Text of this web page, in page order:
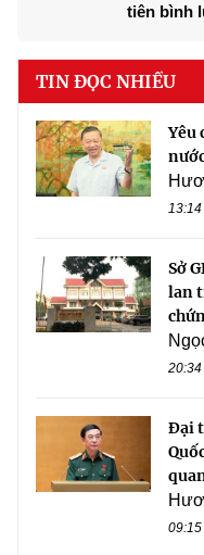
tiên bình
TIN ĐỌC NHIỀU
Yêu
Sở
lan
Đại